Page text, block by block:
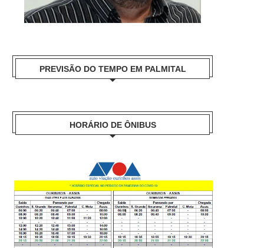
PREVISÃO DO TEMPO EM PALMITAL
HORÁRIO DE ÔNIBUS